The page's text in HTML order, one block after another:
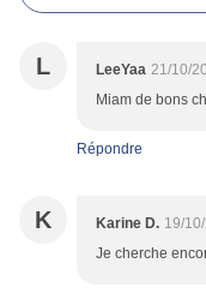
L LeeYaa 21/10/
Miam de bons
Répondre
K Karine D. 19/
Je cherche